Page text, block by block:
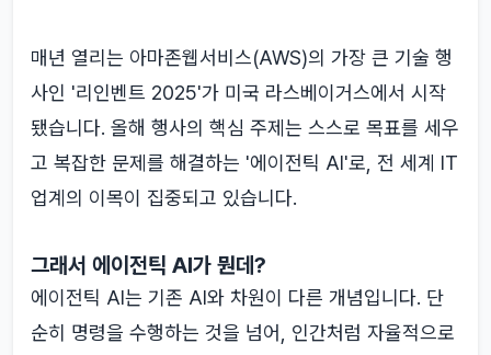
매년 열리는 아마존웹서비스(AWS)의 가장 큰 기술 행
사인 '리인벤트 2025'가 미국 라스베이거스에서 시작
됐습니다. 올해 행사의 핵심 주제는 스스로 목표를 세우
고 복잡한 문제를 해결하는 '에이전틱 AI'로, 전 세계 IT
업계의 이목이 집중되고 있습니다.
그래서 에이전틱 AI가 뭔데?
에이전틱 AI는 기존 AI와 차원이 다른 개념입니다. 단
순히 명령을 수행하는 것을 넘어, 인간처럼 자율적으로